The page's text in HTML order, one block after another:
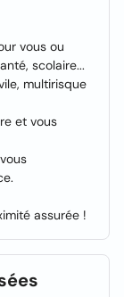
vous ou
scolaire...
multirisque
et vous
assurée !